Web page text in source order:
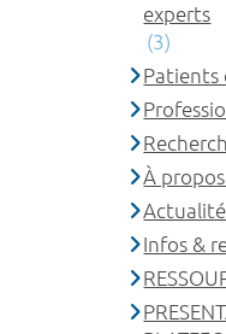
experts
(3)
Patients
À
Infos &